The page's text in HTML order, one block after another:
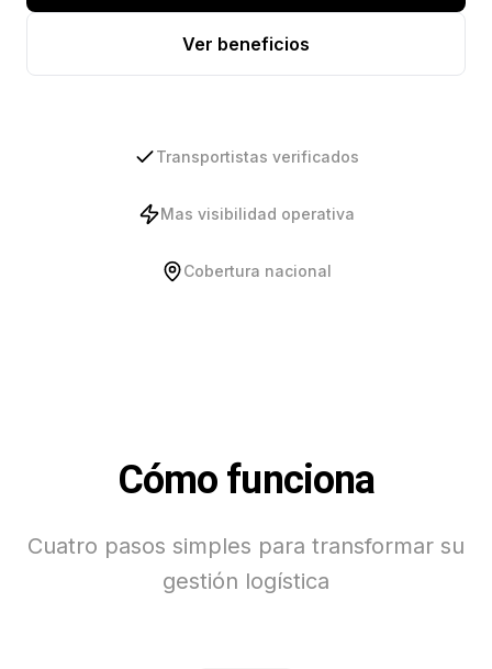
Ver beneficios
Transportistas verificados
Mas visibilidad operativa
Cobertura nacional
Cómo funciona
Cuatro pasos simples para transformar su
gestión logística